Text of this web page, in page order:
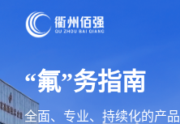
“氟”务指南
全面、专业、持续化的产